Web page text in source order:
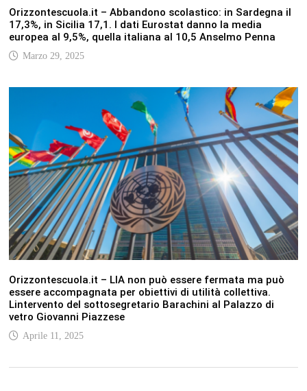
Orizzontescuola.it – Abbandono scolastico: in Sardegna il
17,3%, in Sicilia 17,1. I dati Eurostat danno la media
europea al 9,5%, quella italiana al 10,5 Anselmo Penna
Marzo 29, 2025
Orizzontescuola.it – LIA non può essere fermata ma può
essere accompagnata per obiettivi di utilità collettiva.
Lintervento del sottosegretario Barachini al Palazzo di
vetro Giovanni Piazzese
Aprile 11, 2025